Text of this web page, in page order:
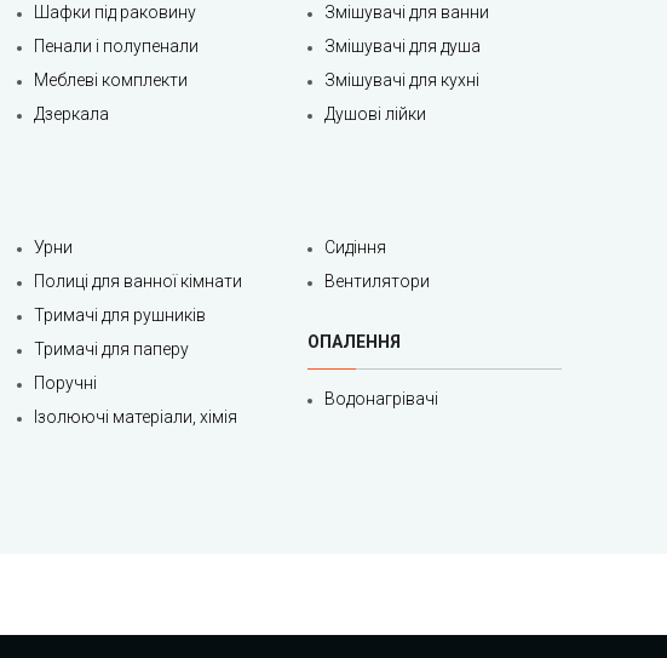
Шафки під раковину
Пенали і полупенали
Меблеві комплекти
Дзеркала
Змішувачі для ванни
Змішувачі для душа
Змішувачі для кухні
Душові лійки
Урни
Полиці для ванної кімнати
Тримачі для рушників
Тримачі для паперу
Поручні
Ізолюючі матеріали, хімія
Сидіння
Вентилятори
ОПАЛЕННЯ
Водонагрівачі